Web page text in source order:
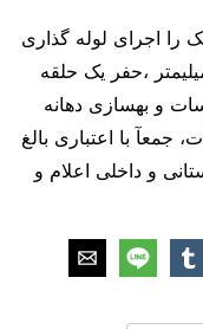
را اجرای لوله گذاری
بطول ٣٠٠ متر در سایز ٧۵ میلیمتر ،حفر یک حلقه
تأسيسات و بهسازی دهانه
جمعآ با اعتباری بالغ
استانی و داخلی اعلام و